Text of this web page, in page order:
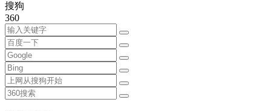
搜狗
360